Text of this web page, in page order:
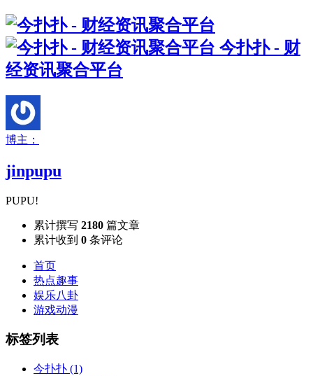
今扑扑 - 财
经资讯聚合平台
博主：
jinpupu
PUPU!
累计撰写 2180 篇文章
累计收到 0 条评论
首页
热点趣事
娱乐八卦
游戏动漫
标签列表
今扑扑 (1)